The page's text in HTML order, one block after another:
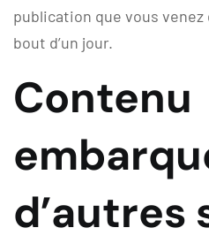
publication que vous
bout d’un jour.
Contenu
d’autres